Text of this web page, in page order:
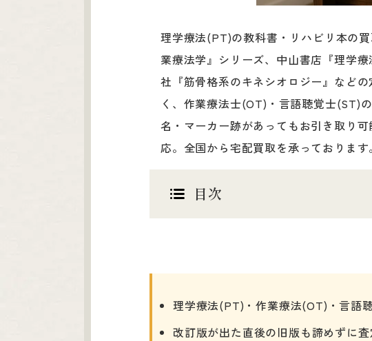
理学療法(PT)の教科書・リハビリ本の
業療法学』シリーズ、中山書店『理学
社『筋骨格系のキネシオロジー』など
く、作業療法士(OT)・言語聴覚士(ST)
名・マーカー跡があってもお引き取り
応。全国から宅配買取を承っております。
目次
理学療法(PT)・作業療法(OT)・言語
改訂版が出た直後の旧版も諦めずに